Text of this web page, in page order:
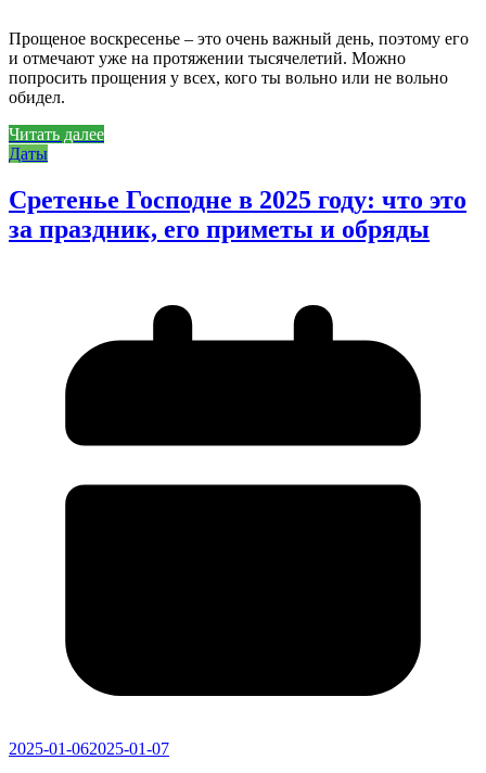
Прощеное воскресенье – это очень важный день, поэтому его
и отмечают уже на протяжении тысячелетий. Можно
попросить прощения у всех, кого ты вольно или не вольно
обидел.
Читать далее
Даты
Сретенье Господне в 2025 году: что это
за праздник, его приметы и обряды
2025-01-062025-01-07